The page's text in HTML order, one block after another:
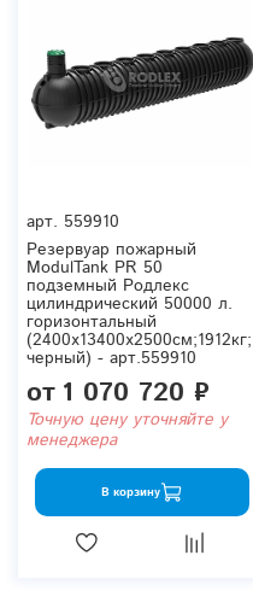
арт. 559910
Резервуар пожарный
ModulTank PR 50
подземный Родлекс
цилиндрический 50000 л.
горизонтальный
(2400x13400x2500см;1912кг;
черный) - арт.559910
от 1 070 720 ₽
Точную цену уточняйте у
менеджера
В корзину